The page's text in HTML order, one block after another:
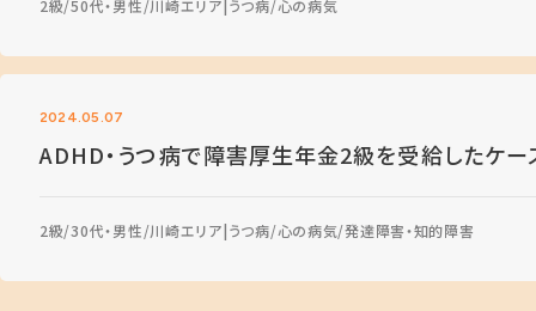
2級 50代・男性 川崎エリア うつ病 心の病気
2024.05.07
ADHD・うつ病で障害厚生年金2級を受給したケー
2級 30代・男性 川崎エリア うつ病 心の病気 発達障害・知的障害